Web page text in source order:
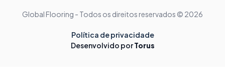
Global Flooring - Todos os direitos reservados © 2026
Política de privacidade
Desenvolvido porTorus